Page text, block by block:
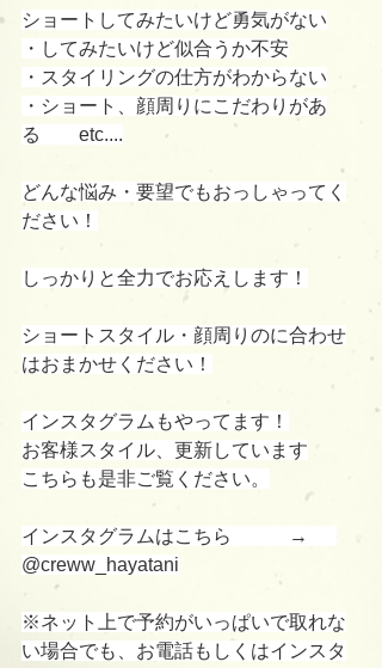
ショートしてみたいけど勇気がない
・してみたいけど似合うか不安
・スタイリングの仕方がわからない
・ショート、顔周りにこだわりがあ
る　　etc....
どんな悩み・要望でもおっしゃってく
ださい！
しっかりと全力でお応えします！
ショートスタイル・顔周りのに合わせ
はおまかせください！
インスタグラムもやってます！
お客様スタイル、更新しています
こちらも是非ご覧ください。
インスタグラムはこちら　　　→
@creww_hayatani
※ネット上で予約がいっぱいで取れな
い場合でも、お電話もしくはインスタ